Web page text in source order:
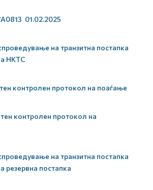
01.02.2025
на транзитна постапка
НКТС
контролен протокол на поаѓање
контролен протокол на
на транзитна постапка
резервна постапка